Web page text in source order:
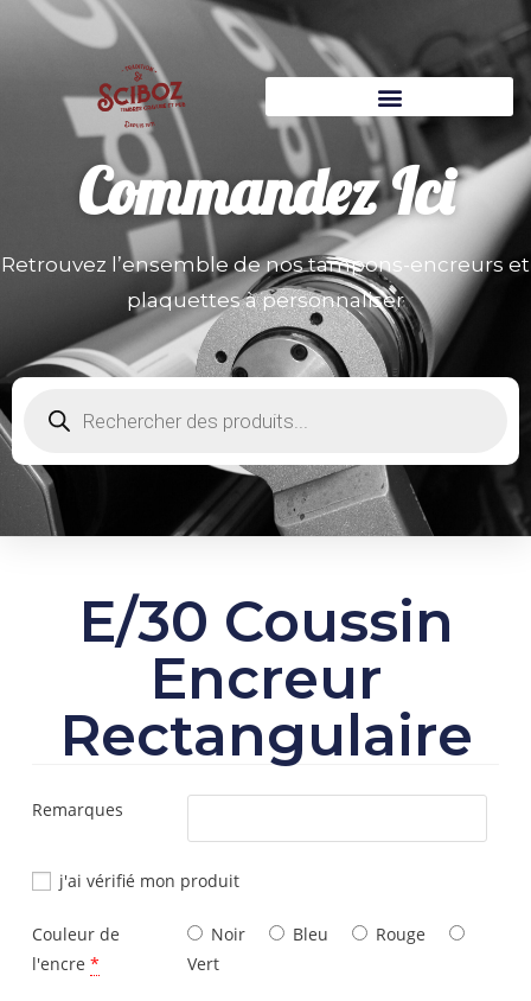
CommandezIci
Retrouvez l’ensemble de nos tampons-encreurs et
plaquettes à personnaliser
E/30 Coussin
Encreur
Rectangulaire
Remarques
j'ai vérifié mon produit
Couleur de
l'encre *
Noir Bleu
Rouge
Vert